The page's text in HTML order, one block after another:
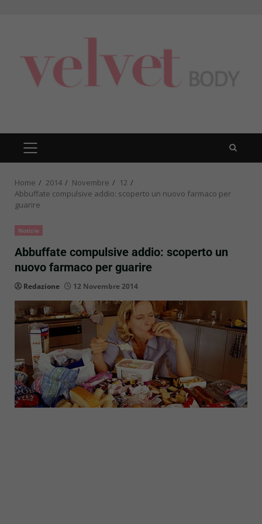
PRIMARY
MENU
Home 2014 Novembre
12
Abbuffate compulsive addio: scoperto un nuovo farmaco per
guarire
Notizie
Abbuffate compulsive addio: scoperto un
nuovo farmaco per guarire
Redazione 12 Novembre 2014